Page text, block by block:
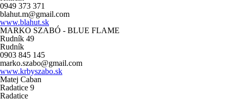
0949 373 371
blahut.m@gmail.com
www.blahut.sk
MARKO SZABÓ - BLUE FLAME
Rudník 49
Rudník
0903 845 145
marko.szabo@gmail.com
www.krbyszabo.sk
Matej Caban
Radatice 9
Radatice